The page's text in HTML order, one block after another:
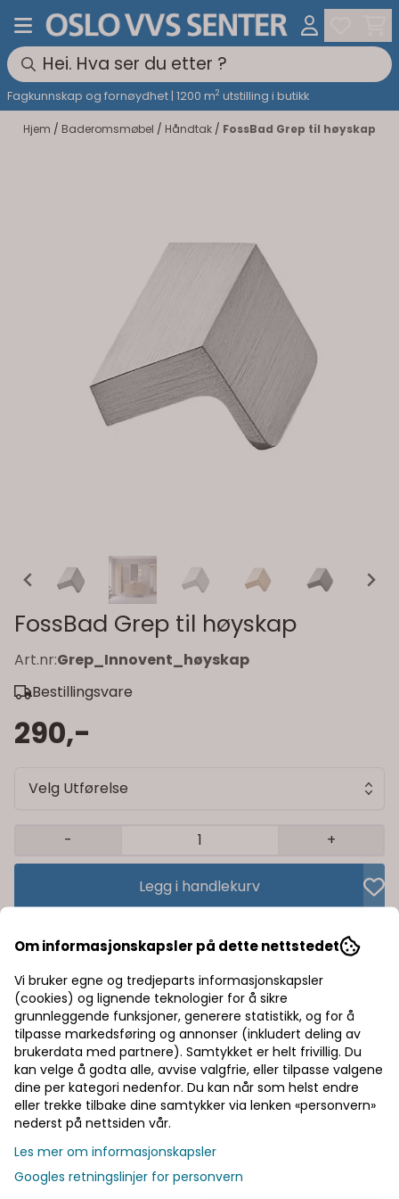
Hopp til innhold
Fagkunnskap og fornøydhet | 1200 m2 utstilling i butikk
Hjem / Baderomsmøbel / Håndtak / FossBad Grep til høyskap
FossBad Grep til høyskap
Art.nr:Grep_Innovent_høyskap
Bestillingsvare
290,-
Velg Utførelse
- +
Legg i handlekurv
Trygg handel med Klarna/Vipps
Rask levering av lagervarer
Halv pris på frakt
Informasjon
Produsent
Om informasjonskapsler på dette nettstedet
Vi bruker egne og tredjeparts informasjonskapsler
(cookies) og lignende teknologier for å sikre
grunnleggende funksjoner, generere statistikk, og for å
tilpasse markedsføring og annonser (inkludert deling av
brukerdata med partnere). Samtykket er helt frivillig. Du
kan velge å godta alle, avvise valgfrie, eller tilpasse valgene
dine per kategori nedenfor. Du kan når som helst endre
eller trekke tilbake dine samtykker via lenken «personvern»
nederst på nettsiden vår.
Les mer om informasjonskapsler
Googles retningslinjer for personvern